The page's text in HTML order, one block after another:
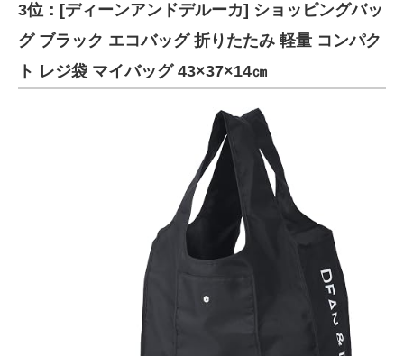
3位：[ディーンアンドデルーカ] ショッピングバッ
グ ブラック エコバッグ 折りたたみ 軽量 コンパク
ト レジ袋 マイバッグ 43×37×14㎝